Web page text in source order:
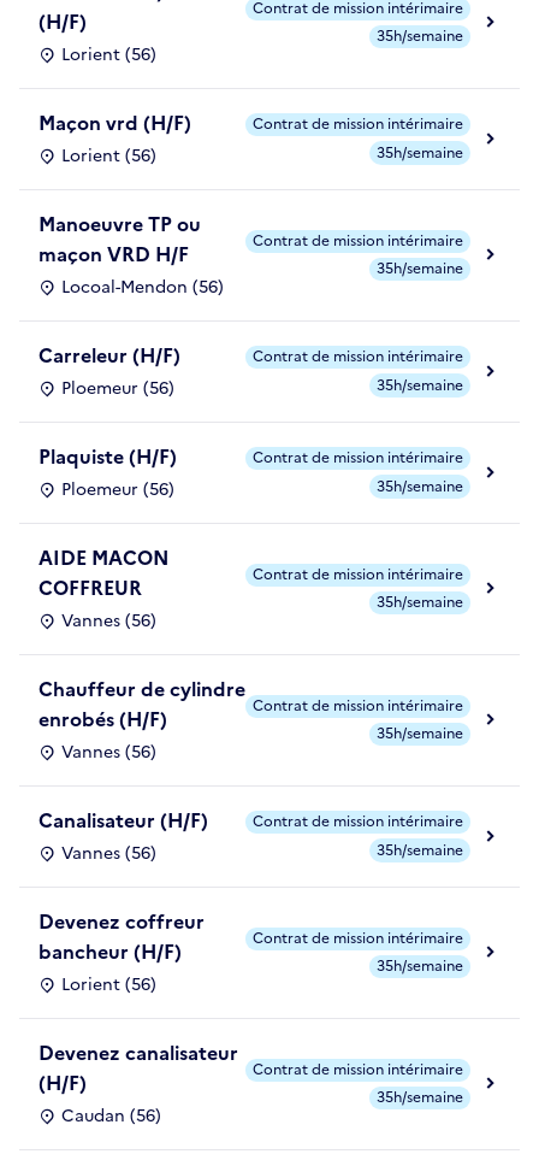
(H/F)
Lorient (56)
Contrat de mission intérimaire
35h/semaine
Maçon vrd (H/F)
Lorient (56)
Contrat de mission intérimaire
35h/semaine
Manoeuvre TP ou
maçon VRD H/F
Locoal-Mendon (56)
Contrat de mission intérimaire
35h/semaine
Carreleur (H/F)
Ploemeur (56)
Contrat de mission intérimaire
35h/semaine
Plaquiste (H/F)
Ploemeur (56)
Contrat de mission intérimaire
35h/semaine
AIDE MACON
COFFREUR
Vannes (56)
Contrat de mission intérimaire
35h/semaine
Chauffeur de cylindre
enrobés (H/F)
Vannes (56)
Contrat de mission intérimaire
35h/semaine
Canalisateur (H/F)
Vannes (56)
Contrat de mission intérimaire
35h/semaine
Devenez coffreur
bancheur (H/F)
Lorient (56)
Contrat de mission intérimaire
35h/semaine
Devenez canalisateur
(H/F)
Caudan (56)
Contrat de mission intérimaire
35h/semaine